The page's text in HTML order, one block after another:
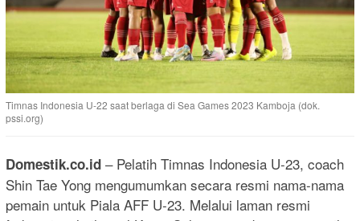
Timnas Indonesia U-22 saat berlaga di Sea Games 2023 Kamboja (dok.
pssi.org)
Domestik.co.id – Pelatih Timnas Indonesia U-23, coach
Shin Tae Yong mengumumkan secara resmi nama-nama
pemain untuk Piala AFF U-23. Melalui laman resmi